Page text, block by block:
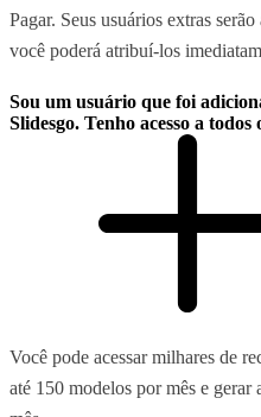
Pagar. Seus usuários extras
você poderá atribuí-los
Sou um usuário que foi
Slidesgo. Tenho acesso a
Você pode acessar milhares de
até 150 modelos por mês e